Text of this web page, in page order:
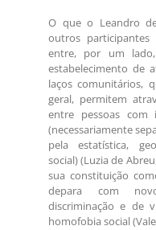
O que o Leandro
outros
entre, por um
estabelecimento de
laços comunitários,
geral, permitem
entre pessoas com
(necessariamente
pela estatística,
social) (Luzia de
sua constituição
depara com
discriminação e de
homofobia social